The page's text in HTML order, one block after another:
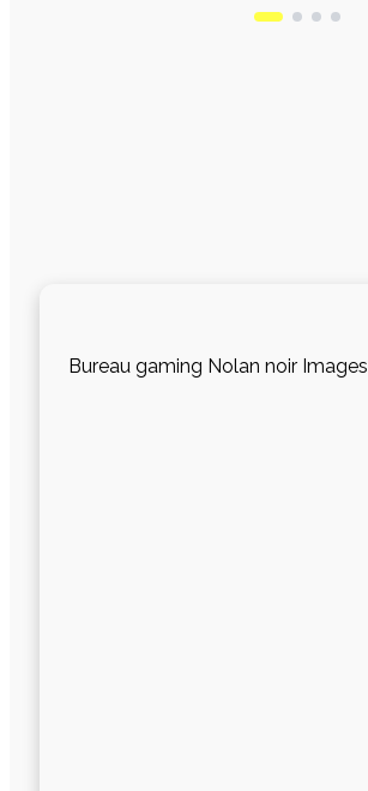
Bureau gaming Nolan noir Images